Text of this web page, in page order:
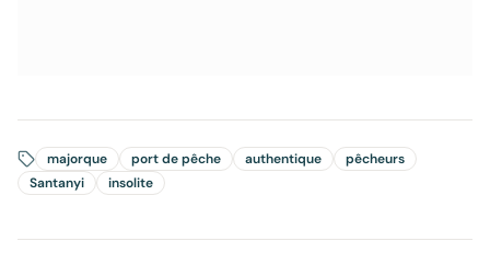
majorque port de pêche authentique
pêcheurs
Santanyi
insolite